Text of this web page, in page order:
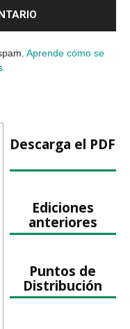
Aprende cómo se
Descarga el PDF
Ediciones
anteriores
Puntos de
Distribución